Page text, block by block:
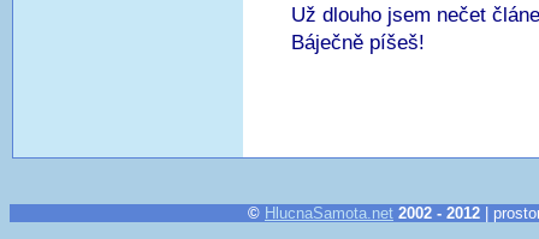
Už dlouho jsem nečet
Báječně píšeš!
© HlucnaSamota.net 2002 - 2012 |